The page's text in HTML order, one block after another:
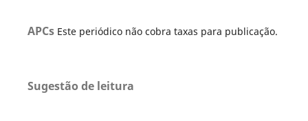
APCs Este periódico não cobra taxas para publicação.
Sugestão de leitura